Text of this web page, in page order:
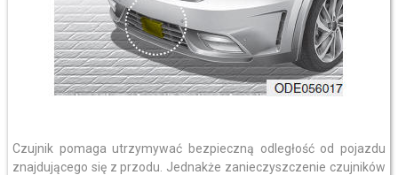
Czujnik pomaga utrzymywać bezpieczną odległość od pojazdu
znajdującego się z przodu. Jednakże zanieczyszczenie czujników